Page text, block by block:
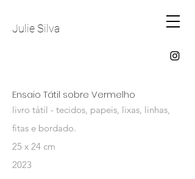
Julie Silva
Ensaio Tátil sobre Vermelho
livro tátil - tecidos, papeis, lixas, linhas,
fitas e bordado.
25 x 24 cm
2023